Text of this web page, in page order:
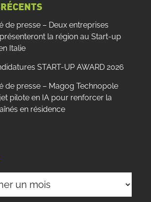
de presse – Deux entreprises
la région au Start-up
Italie
START-UP AWARD 2026
de presse – Magog Technopole
pilote en IA pour renforcer la
en résidence